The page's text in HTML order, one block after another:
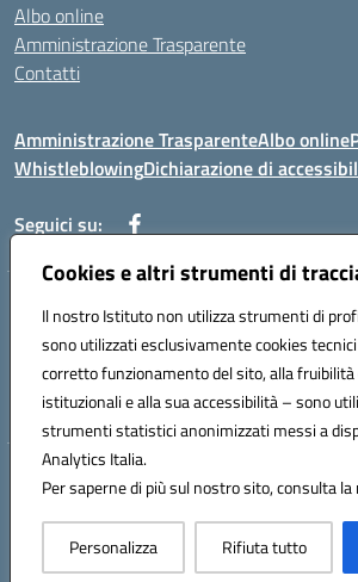
Cookies e altri strumenti di
Il nostro Istituto non utilizza strumenti di
sono utilizzati esclusivamente cookies
corretto funzionamento del sito, alla fruibilità
istituzionali e alla sua accessibilità – sono
strumenti statistici anonimizzati messi a
Analytics Italia.
Per saperne di più sul nostro sito, consulta la
Personalizza Rifiuta tutto
Albo online
Amministrazione Trasparente
Contatti
Amministrazione TrasparenteAlbo online
WhistleblowingDichiarazione di
Seguici su:
Telefono: 0881814875
Mail: fgic86100g@istruzione.it PEC:
Codice univoco ufficio: UF0Y26 Codice IPA:
Codice meccanografico: FGIC86100G
Codice fiscale: 80030630711
Hosting & Powered by 3D
Concept & Design by